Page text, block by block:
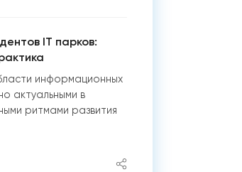
IT парков:
информационных
актуальными в
ритмами развития